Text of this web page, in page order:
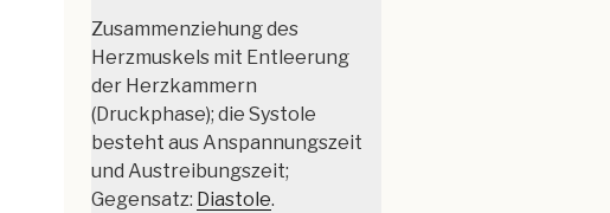
Zusammenziehung des
Herzmuskels mit Entleerung
der Herzkammern
(Druckphase); die Systole
besteht aus Anspannungszeit
und Austreibungszeit;
Gegensatz: Diastole.